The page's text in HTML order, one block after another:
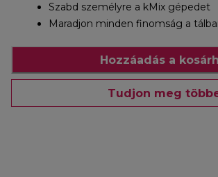
Szabd személyre a kMix gépedet
Maradjon minden finomság a
Hozzáadás a
Tudjon meg